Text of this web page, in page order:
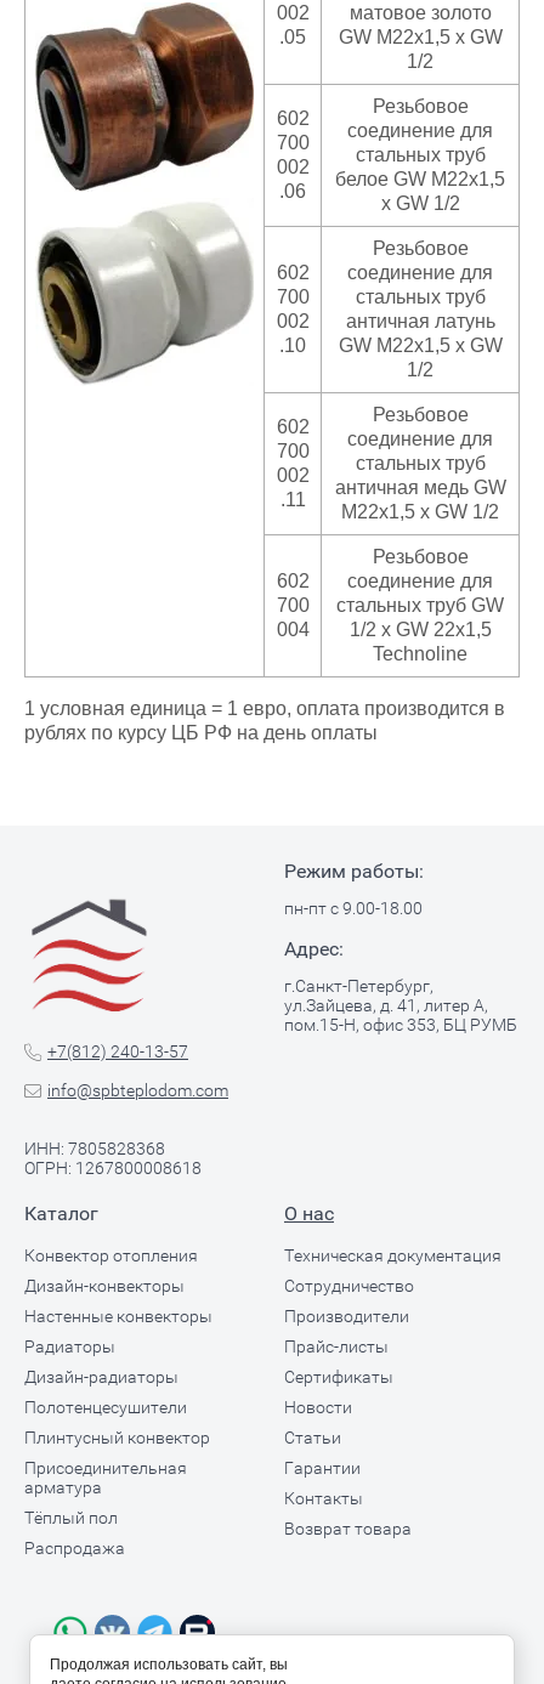
002
.05
матовое золото
GW M22x1,5 x GW
1/2
602
700
002
.06
Резьбовое
соединение для
стальных труб
белое GW M22x1,5
x GW 1/2
602
700
002
.10
Резьбовое
соединение для
стальных труб
античная латунь
GW M22x1,5 x GW
1/2
602
700
002
.11
Резьбовое
соединение для
стальных труб
античная медь GW
M22x1,5 x GW 1/2
602
700
004
Резьбовое
соединение для
стальных труб GW
1/2 х GW 22x1,5
Technoline
1 условная единица = 1 евро, оплата производится в
рублях по курсу ЦБ РФ на день оплаты
+7(812) 240-13-57
info@spbteplodom.com
ИНН: 7805828368
ОГРН: 1267800008618
Режим работы:
пн-пт с 9.00-18.00
Адрес:
г.Санкт-Петербург,
ул.Зайцева, д. 41, литер А,
пом.15-Н, офис 353, БЦ РУМБ
Каталог
Конвектор отопления
Дизайн-конвекторы
Настенные конвекторы
Радиаторы
Дизайн-радиаторы
Полотенцесушители
Плинтусный конвектор
Присоединительная
арматура
Тёплый пол
Распродажа
О нас
Техническая документация
Сотрудничество
Производители
Прайс-листы
Сертификаты
Новости
Статьи
Гарантии
Контакты
Возврат товара
Продолжая использовать сайт, вы